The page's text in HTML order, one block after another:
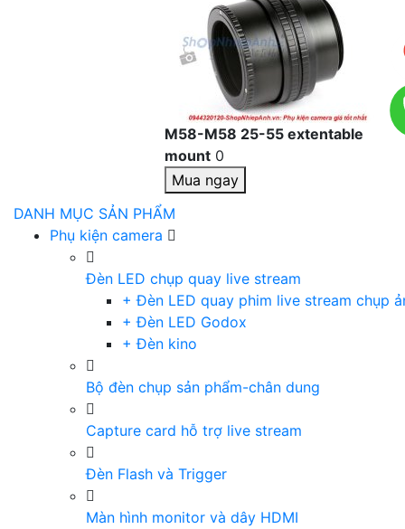
M58-M58 25-55 extentable
mount 0
Mua ngay
DANH MỤC SẢN PHẨM
Phụ kiện camera
Đèn LED chụp quay live stream
+ Đèn LED quay phim live stream chụp
+ Đèn LED Godox
+ Đèn kino
Bộ đèn chụp sản phẩm-chân dung
Capture card hỗ trợ live stream
Đèn Flash và Trigger
Màn hình monitor và dây HDMI